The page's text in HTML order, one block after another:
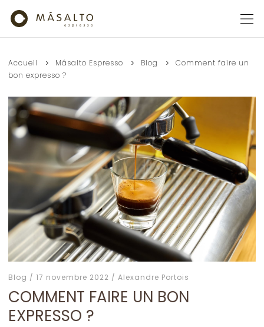
Accueil Másalto Espresso Blog
Comment faire un
bon expresso ?
Blog 17 novembre 2022 Alexandre Portois
COMMENT FAIRE UN BON
EXPRESSO ?